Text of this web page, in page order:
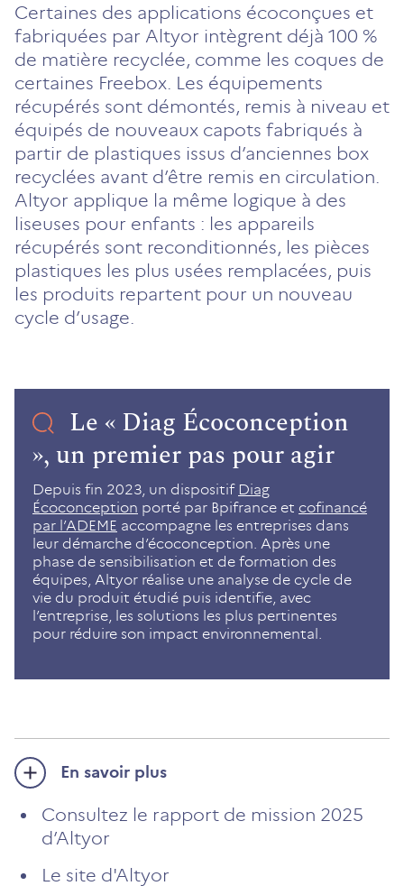
Certaines des applications écoconçues et
fabriquées par Altyor intègrent déjà 100 %
de matière recyclée, comme les coques de
certaines Freebox. Les équipements
récupérés sont démontés, remis à niveau et
équipés de nouveaux capots fabriqués à
partir de plastiques issus d’anciennes box
recyclées avant d’être remis en circulation.
Altyor applique la même logique à des
liseuses pour enfants : les appareils
récupérés sont reconditionnés, les pièces
plastiques les plus usées remplacées, puis
les produits repartent pour un nouveau
cycle d’usage.
Le « Diag Écoconception
», un premier pas pour agir
Depuis fin 2023, un dispositif Diag
Écoconception porté par Bpifrance et cofinancé
par l’ADEME accompagne les entreprises dans
leur démarche d’écoconception. Après une
phase de sensibilisation et de formation des
équipes, Altyor réalise une analyse de cycle de
vie du produit étudié puis identifie, avec
l’entreprise, les solutions les plus pertinentes
pour réduire son impact environnemental.
En savoir plus
Consultez le rapport de mission 2025
d’Altyor
Le site d'Altyor